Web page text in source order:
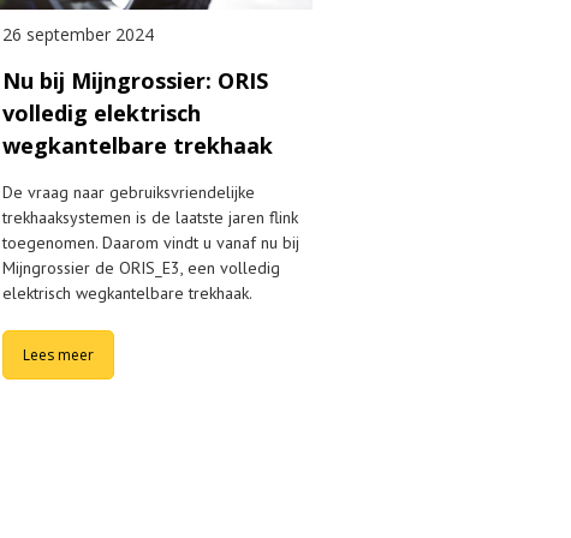
26 september 2024
Nu bij Mijngrossier: ORIS
volledig elektrisch
wegkantelbare trekhaak
De vraag naar gebruiksvriendelijke
trekhaaksystemen is de laatste jaren flink
toegenomen. Daarom vindt u vanaf nu bij
Mijngrossier de ORIS_E3, een volledig
elektrisch wegkantelbare trekhaak.
Lees meer